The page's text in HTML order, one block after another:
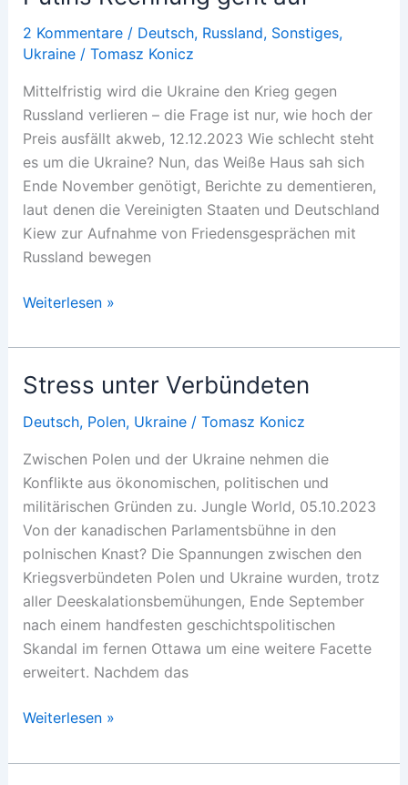
der
Ukraine?
2 Kommentare / Deutsch, Russland, Sonstiges,
Ukraine/ Tomasz Konicz
Mittelfristig wird die Ukraine den Krieg gegen
Russland verlieren – die Frage ist nur, wie hoch der
Preis ausfällt akweb, 12.12.2023 Wie schlecht steht
es um die Ukraine? Nun, das Weiße Haus sah sich
Ende November genötigt, Berichte zu dementieren,
laut denen die Vereinigten Staaten und Deutschland
Kiew zur Aufnahme von Friedensgesprächen mit
Russland bewegen
Putins
geht
auf
Weiterlesen »
Stress unter Verbündeten
Deutsch, Polen, Ukraine/ Tomasz Konicz
Zwischen Polen und der Ukraine nehmen die
Konflikte aus ökonomischen, politischen und
militärischen Gründen zu. Jungle World, 05.10.2023
Von der kanadischen Parlamentsbühne in den
polnischen Knast? Die Spannungen zwischen den
Kriegsverbündeten Polen und Ukraine wurden, trotz
aller Deeskalationsbemühungen, Ende September
nach einem handfesten geschichtspolitischen
Skandal im fernen Ottawa um eine weitere Facette
erweitert. Nachdem das
Stress
Verbündeten
Weiterlesen »